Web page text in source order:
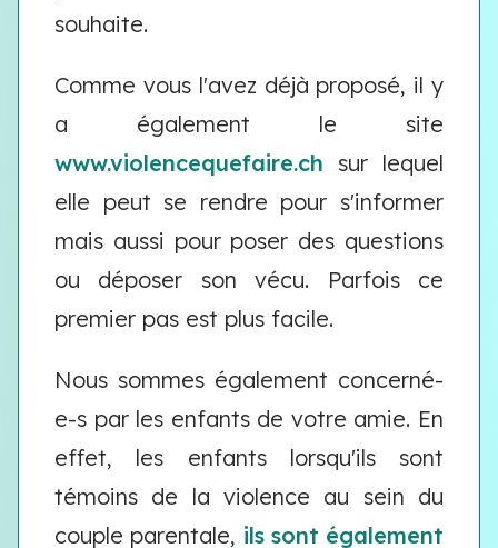
souhaite.
Comme vous l'avez déjà proposé, il y
a également le site
www.violencequefaire.ch sur lequel
elle peut se rendre pour s'informer
mais aussi pour poser des questions
ou déposer son vécu. Parfois ce
premier pas est plus facile.
Nous sommes également concerné-
e-s par les enfants de votre amie. En
effet, les enfants lorsqu'ils sont
témoins de la violence au sein du
couple parentale, ils sont également